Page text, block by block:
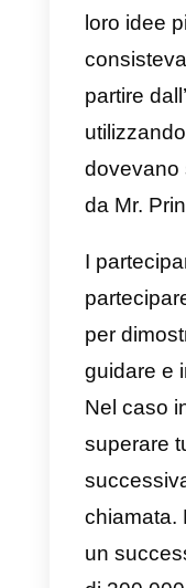
voli a
modo
clienti
4)
volta